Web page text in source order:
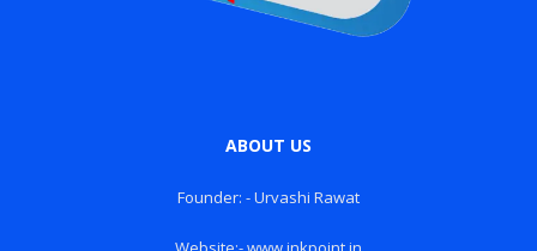
ABOUT US
Founder: - Urvashi Rawat